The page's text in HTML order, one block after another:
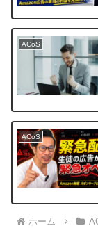
ACoS
ACoS
ホーム